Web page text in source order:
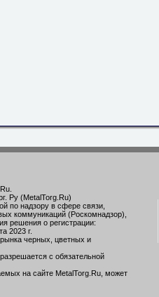
Ру (MetalTorg.Ru)
по надзору в сфере связи,
коммуникаций (Роскомнадзор),
решения о регистрации:
2023 г.
черных, цветных и
с обязательной
на сайте MetalTorg.Ru, может